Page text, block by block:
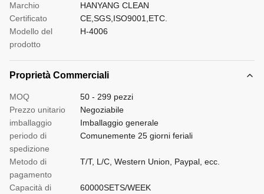
Marchio
HANYANG CLEAN
Certificato
CE,SGS,ISO9001,ETC.
Modello del
prodotto
H-4006
Proprietà Commerciali
MOQ
50 - 299 pezzi
Prezzo unitario
Negoziabile
imballaggio
Imballaggio generale
periodo di
spedizione
Comunemente 25 giorni feriali
Metodo di
pagamento
T/T, L/C, Western Union, Paypal, ecc.
Capacità di
60000SETS/WEEK